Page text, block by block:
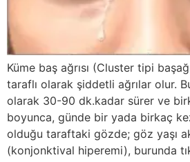
Küme baş ağrısı (Cluster tipi
taraflı olarak şiddetli ağrılar olur.
olarak 30-90 dk.kadar sürer ve
boyunca, günde bir yada birkaç
olduğu taraftaki gözde; göz yaşı
(konjonktival hiperemi), burunda